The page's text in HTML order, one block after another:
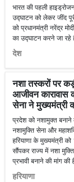
भारत की पहली
उद्घाटन को लेकर जींद
को प्रधानमंत्री नरेंद्र
का उद्घाटन करने जा रहे
देश
नशा तस्करों पर
आजीवन कारावास
सेना ने मुख्यमंत्री
प्रदेश को नशामुक्त बनाने
नशामुक्ति सेना और
हरियाणा के मुख्यमंत्री
सौंपकर राज्य में नशा
प्रभावी बनाने की मांग की
हरियाणा